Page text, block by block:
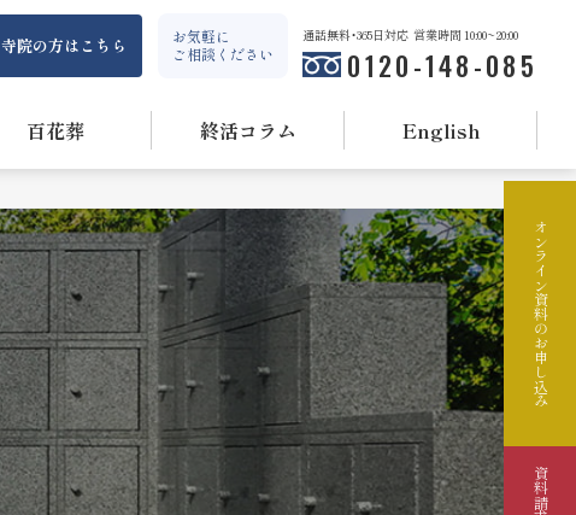
寺院の方はこちら
お気軽に
ご相談ください
通話無料・365日対応 営業時間 10:00~20:00
0120-148-085
百花葬 終活コラム English
オンライン資料のお申し込み